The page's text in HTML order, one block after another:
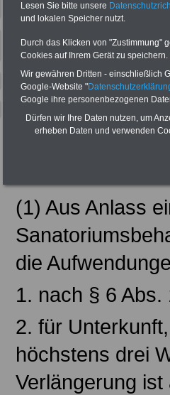
Teilweise 5-stellige Nachzahlungen
Beamtinnen & Beamte in Bund und
Alimentation
>>>zur
Zur Übersicht
(1) Aus Anlass
die
1. nach § 6 Abs.
2. für
höchstens drei
Verlängerung
Lesen Sie bitte unsere
und lokalen Speicher nutzt.
Durch das Klicken von "Zustimmung"
Cookies auf Ihrem Gerät zu speichern.
Wir gewähren Dritten - einschließlich
Google-Website "
Google ihre personenbezogenen
Dürfen wir Ihre Daten nutzen, um
erheben Daten und verwenden